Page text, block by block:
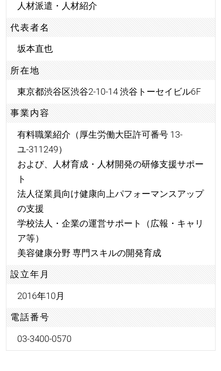
人材派遣・人材紹介
代表者名
坂本直也
所在地
東京都渋谷区渋谷2-10-14 渋谷トーセイビル6F
事業内容
有料職業紹介（厚生労働大臣許可番号 13-
ユ-311249）
および、人材育成・人材開発の研修支援サポー
ト
法人従業員向け健康向上パフォーマンスアップ
の支援
学校法人・企業の運営サポート（広報・キャリ
ア等）
美容健康分野 専門スキルの開発育成
設立年月
2016年10月
電話番号
03-3400-0570